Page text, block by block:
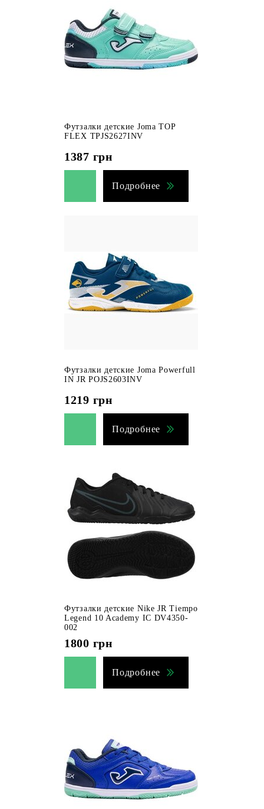
Футзалки детские Joma TOP
FLEX TPJS2627INV
1387 грн
Подробнее
Футзалки детские Joma Powerfull
IN JR POJS2603INV
1219 грн
Подробнее
Футзалки детские Nike JR Tiempo
Legend 10 Academy IC DV4350-
002
1800 грн
Подробнее